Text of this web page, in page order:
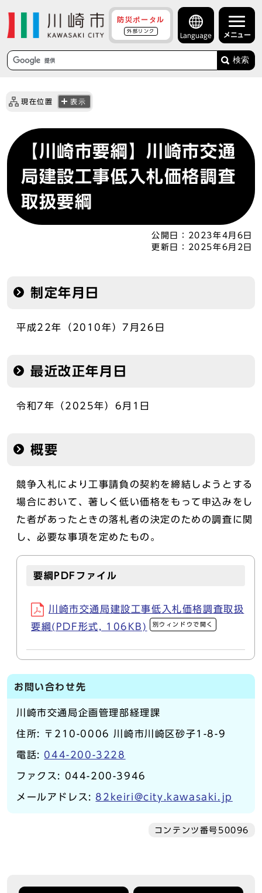
防災ポータル
外部リンク
Language メニュー
検索
現在位置 表示
【川崎市要綱】川崎市交通
局建設工事低入札価格調査
取扱要綱
公開日：
2023年4月6日
更新日：
2025年6月2日
制定年月日
平成22年（2010年）7月26日
最近改正年月日
令和7年（2025年）6月1日
概要
競争入札により工事請負の契約を締結しようとする
場合において、著しく低い価格をもって申込みをし
た者があったときの落札者の決定のための調査に関
し、必要な事項を定めたもの。
要綱PDFファイル
川崎市交通局建設工事低入札価格調査取扱
要綱(PDF形式, 106KB)
別ウィンドウで開く
お問い合わせ先
川崎市交通局企画管理部経理課
住所: 〒210-0006 川崎市川崎区砂子1-8-9
電話: 044-200-3228
ファクス: 044-200-3946
メールアドレス:82keiri@city.kawasaki.jp
コンテンツ番号50096